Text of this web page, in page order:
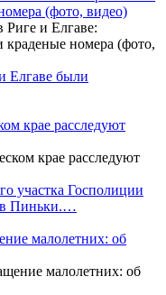
(фото, видео)
Елгаве были
крае расследуют
участка Госполиции
в Пиньки.…
малолетних: об